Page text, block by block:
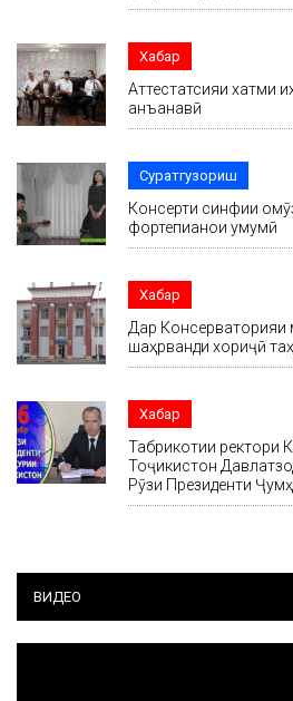
Хабар
Аттестатсияи хатми
анъанавӣ
Суратгузориш
Консерти синфии
фортепианои умумӣ
Хабар
Дар Консерваторияи
шаҳрванди хориҷӣ
Хабар
Табрикотии ректори
Тоҷикистон
Рӯзи Президенти
ВИДЕО